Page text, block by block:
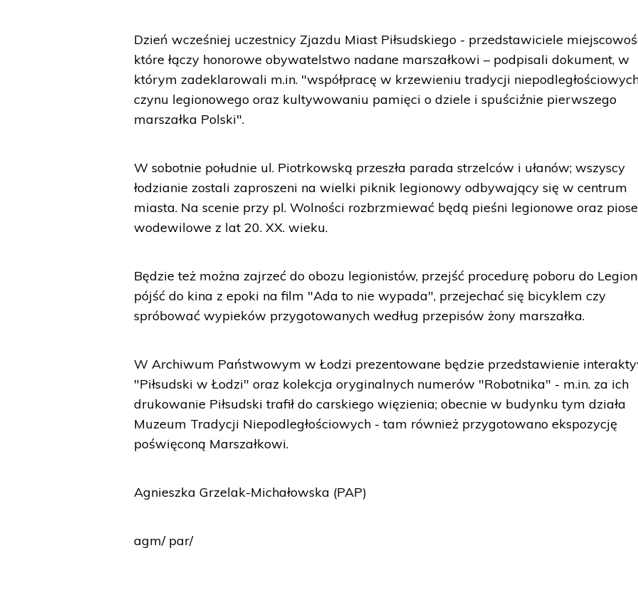
Dzień wcześniej uczestnicy Zjazdu Miast Piłsudskiego - przedstawiciele
które łączy honorowe obywatelstwo nadane marszałkowi – podpisali dokument, w
którym zadeklarowali m.in. "współpracę w krzewieniu tradycji
czynu legionowego oraz kultywowaniu pamięci o dziele i spuściźnie pierwszego
marszałka Polski".
W sobotnie południe ul. Piotrkowską przeszła parada strzelców i ułanów; wszyscy
łodzianie zostali zaproszeni na wielki piknik legionowy odbywający się w centrum
miasta. Na scenie przy pl. Wolności rozbrzmiewać będą pieśni legionowe oraz
wodewilowe z lat 20. XX. wieku.
Będzie też można zajrzeć do obozu legionistów, przejść procedurę poboru do
pójść do kina z epoki na film "Ada to nie wypada", przejechać się bicyklem czy
spróbować wypieków przygotowanych według przepisów żony marszałka.
W Archiwum Państwowym w Łodzi prezentowane będzie przedstawienie
"Piłsudski w Łodzi" oraz kolekcja oryginalnych numerów "Robotnika" - m.in. za ich
drukowanie Piłsudski trafił do carskiego więzienia; obecnie w budynku tym działa
Muzeum Tradycji Niepodległościowych - tam również przygotowano ekspozycję
poświęconą Marszałkowi.
Agnieszka Grzelak-Michałowska (PAP)
agm/ par/